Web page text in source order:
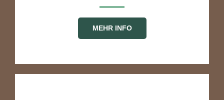
MEHR INFO